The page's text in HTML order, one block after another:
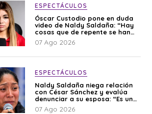
ESPECTÁCULOS
Óscar Custodio pone en duda
video de Naldy Saldaña: “Hay
cosas que de repente se han
editado”
07 Ago 2026
ESPECTÁCULOS
Naldy Saldaña niega relación
con César Sánchez y evalúa
denunciar a su esposa: “Es una
difamación”
07 Ago 2026